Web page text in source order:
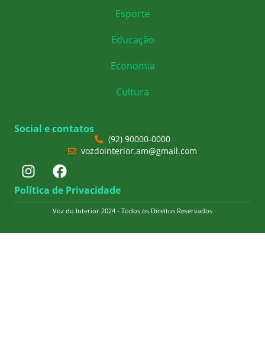
Esporte
Educação
Economia
Cultura
Social e contatos
(92) 90000-0000
vozdointerior.am@gmail.com
Política de Privacidade
Voz do Interior 2024 - Todos os Direitos Reservados